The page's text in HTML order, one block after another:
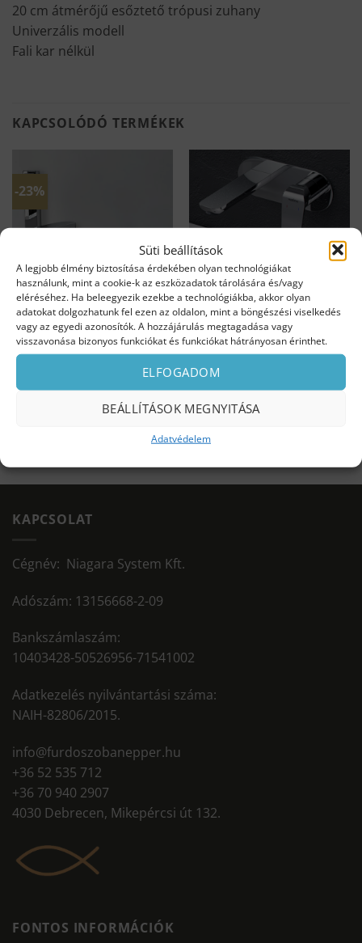
Süti beállítások
A legjobb élmény biztosítása érdekében olyan technológiákat
használunk, mint a cookie-k az eszközadatok tárolására és/vagy
eléréséhez. Ha beleegyezik ezekbe a technológiákba, akkor olyan
adatokat dolgozhatunk fel ezen az oldalon, mint a böngészési viselkedés
vagy az egyedi azonosítók. A hozzájárulás megtagadása vagy
visszavonása bizonyos funkciókat és funkciókat hátrányosan érinthet.
ELFOGADOM
BEÁLLÍTÁSOK MEGNYITÁSA
Adatvédelem
20 cm átmérőjű esőztető trópusi zuhany
Univerzális modell
Fali kar nélkül
KAPCSOLÓDÓ TERMÉKEK
-23%
RIO süllyesztett kádtöltő
price
was:
91
price
is:
69
Clever fali mosdó
Alacsony készlet
KAPCSOLAT
Cégnév: Niagara System Kft.
Adószám: 13156668-2-09
Bankszámlaszám:
10403428-50526956-71541002
Adatkezelés nyilvántartási száma:
NAIH-82806/2015.
info@furdoszobanepper.hu
+36 52 535 712
+36 70 940 2907
4030 Debrecen, Mikepércsi út 132.
FONTOS INFORMÁCIÓK